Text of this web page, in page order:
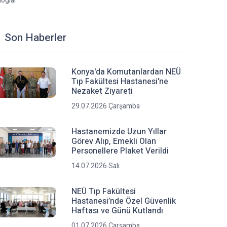
Son Haberler
Konya'da Komutanlardan NEÜ
Tıp Fakültesi Hastanesi'ne
Nezaket Ziyareti
29.07.2026 Çarşamba
Hastanemizde Uzun Yıllar
Görev Alıp, Emekli Olan
Personellere Plaket Verildi
14.07.2026 Salı
NEÜ Tıp Fakültesi
Hastanesi’nde Özel Güvenlik
Haftası ve Günü Kutlandı